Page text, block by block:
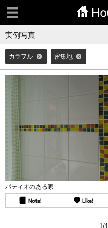
実例写真
カラフル 密集地
パティオのある家
1/